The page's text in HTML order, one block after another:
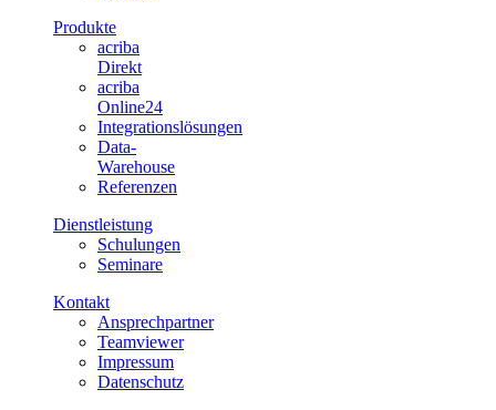
Produkte
acriba
Direkt
acriba
Online24
Integrationslösungen
Data-
Warehouse
Referenzen
Dienstleistung
Schulungen
Seminare
Kontakt
Ansprechpartner
Teamviewer
Impressum
Datenschutz